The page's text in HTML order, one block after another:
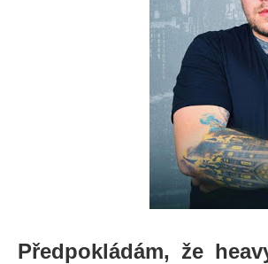
Předpokládám, že